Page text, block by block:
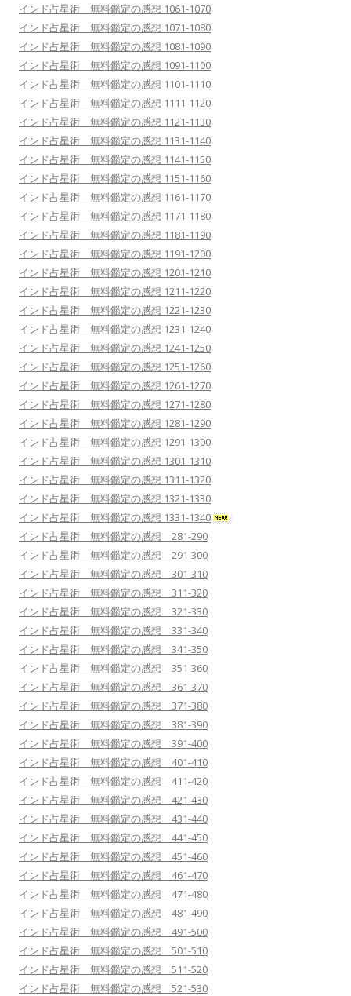
インド占星術 無料鑑定の感想 1061-1070
インド占星術 無料鑑定の感想 1071-1080
インド占星術 無料鑑定の感想 1081-1090
インド占星術 無料鑑定の感想 1091-1100
インド占星術 無料鑑定の感想 1101-1110
インド占星術 無料鑑定の感想 1111-1120
インド占星術 無料鑑定の感想 1121-1130
インド占星術 無料鑑定の感想 1131-1140
インド占星術 無料鑑定の感想 1141-1150
インド占星術 無料鑑定の感想 1151-1160
インド占星術 無料鑑定の感想 1161-1170
インド占星術 無料鑑定の感想 1171-1180
インド占星術 無料鑑定の感想 1181-1190
インド占星術 無料鑑定の感想 1191-1200
インド占星術 無料鑑定の感想 1201-1210
インド占星術 無料鑑定の感想 1211-1220
インド占星術 無料鑑定の感想 1221-1230
インド占星術 無料鑑定の感想 1231-1240
インド占星術 無料鑑定の感想 1241-1250
インド占星術 無料鑑定の感想 1251-1260
インド占星術 無料鑑定の感想 1261-1270
インド占星術 無料鑑定の感想 1271-1280
インド占星術 無料鑑定の感想 1281-1290
インド占星術 無料鑑定の感想 1291-1300
インド占星術 無料鑑定の感想 1301-1310
インド占星術 無料鑑定の感想 1311-1320
インド占星術 無料鑑定の感想 1321-1330
インド占星術 無料鑑定の感想 1331-1340
インド占星術 無料鑑定の感想 281-290
インド占星術 無料鑑定の感想 291-300
インド占星術 無料鑑定の感想 301-310
インド占星術 無料鑑定の感想 311-320
インド占星術 無料鑑定の感想 321-330
インド占星術 無料鑑定の感想 331-340
インド占星術 無料鑑定の感想 341-350
インド占星術 無料鑑定の感想 351-360
インド占星術 無料鑑定の感想 361-370
インド占星術 無料鑑定の感想 371-380
インド占星術 無料鑑定の感想 381-390
インド占星術 無料鑑定の感想 391-400
インド占星術 無料鑑定の感想 401-410
インド占星術 無料鑑定の感想 411-420
インド占星術 無料鑑定の感想 421-430
インド占星術 無料鑑定の感想 431-440
インド占星術 無料鑑定の感想 441-450
インド占星術 無料鑑定の感想 451-460
インド占星術 無料鑑定の感想 461-470
インド占星術 無料鑑定の感想 471-480
インド占星術 無料鑑定の感想 481-490
インド占星術 無料鑑定の感想 491-500
インド占星術 無料鑑定の感想 501-510
インド占星術 無料鑑定の感想 511-520
インド占星術 無料鑑定の感想 521-530